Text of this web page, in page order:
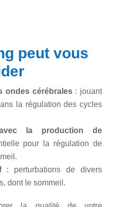
peut vous
ondes cérébrales: jouant
la régulation des cycles
avec la production de
pour la régulation de
: perturbations de divers
dont le sommeil.